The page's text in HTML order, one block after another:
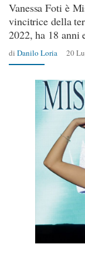
Vanessa Foti è
vincitrice della
2022, ha 18 anni
di Danilo Loria 20